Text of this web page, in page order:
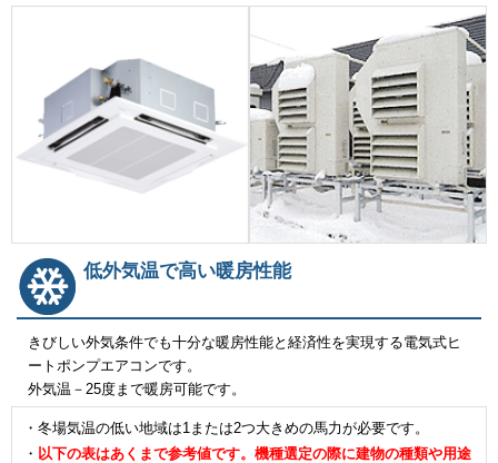
低外気温で高い暖房性能
きびしい外気条件でも十分な暖房性能と経済性を実現する電気式ヒ
ートポンプエアコンです。
外気温－25度まで暖房可能です。
・冬場気温の低い地域は1または2つ大きめの馬力が必要です。
・ 以下の表はあくまで参考値です。機種選定の際に建物の種類や用途